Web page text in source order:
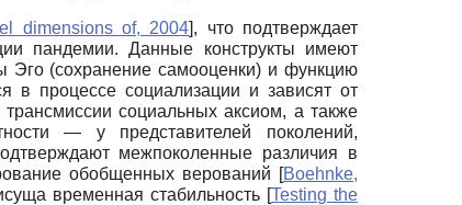
dimensions of, 2004], что подтверждает
пандемии. Данные конструкты имеют
Эго (сохранение самооценки) и функцию
процессе социализации и зависят от
социальных аксиом, а также
— у представителей поколений,
межпоколенные различия в
обобщенных верований [Boehnke,
временная стабильность [Testing the